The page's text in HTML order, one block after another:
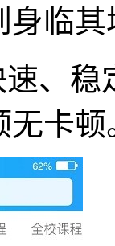
身临
、
无卡顿